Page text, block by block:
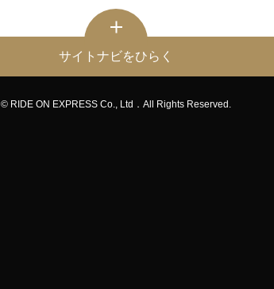
サイトナビをひらく
© RIDE ON EXPRESS Co., Ltd．All Rights Reserved.